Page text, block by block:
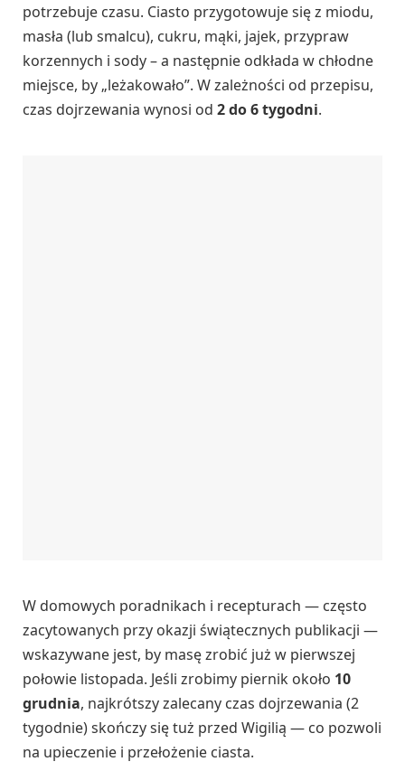
potrzebuje czasu. Ciasto przygotowuje się z miodu,
masła (lub smalcu), cukru, mąki, jajek, przypraw
korzennych i sody – a następnie odkłada w chłodne
miejsce, by „leżakowało”. W zależności od przepisu,
czas dojrzewania wynosi od 2 do 6 tygodni.
W domowych poradnikach i recepturach — często
zacytowanych przy okazji świątecznych publikacji —
wskazywane jest, by masę zrobić już w pierwszej
połowie listopada. Jeśli zrobimy piernik około 10
grudnia, najkrótszy zalecany czas dojrzewania (2
tygodnie) skończy się tuż przed Wigilią — co pozwoli
na upieczenie i przełożenie ciasta.